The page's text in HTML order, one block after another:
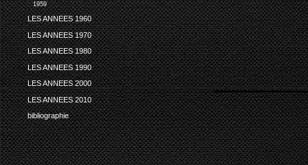
1959
LES ANNEES 1960
LES ANNEES 1970
LES ANNEES 1980
LES ANNEES 1990
LES ANNEES 2000
LES ANNEES 2010
bibliographie